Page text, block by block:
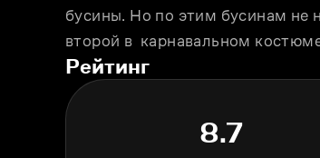
бусины. Но по этим бусинам не
второй в  карнавальном
Рейтинг
8.7